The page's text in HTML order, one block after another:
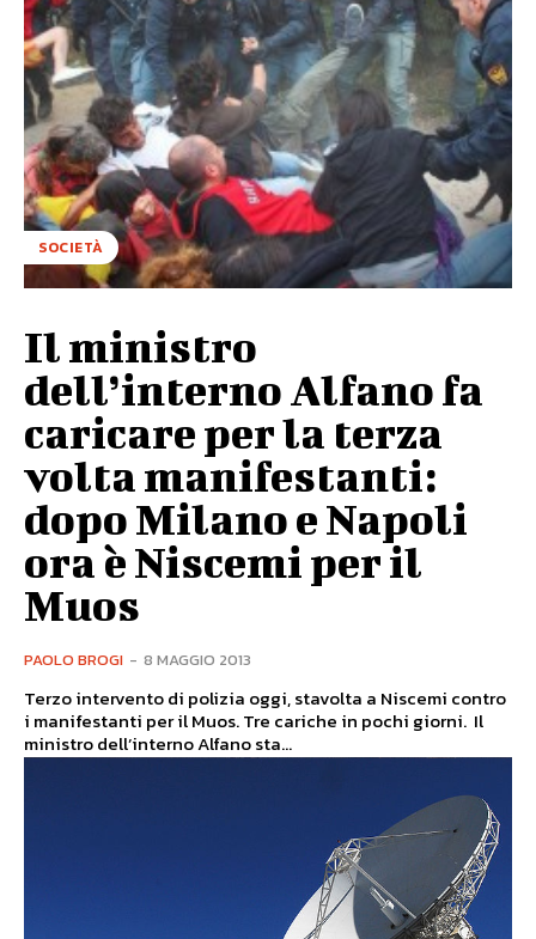
SOCIETÀ
Il ministro
dell’interno Alfano fa
caricare per la terza
volta manifestanti:
dopo Milano e Napoli
ora è Niscemi per il
Muos
PAOLO BROGI - 8 MAGGIO 2013
Terzo intervento di polizia oggi, stavolta a Niscemi contro
i manifestanti per il Muos. Tre cariche in pochi giorni. Il
ministro dell’interno Alfano sta...